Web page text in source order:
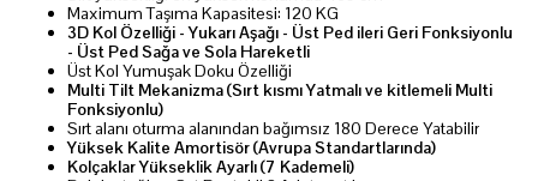
Maximum Taşıma Kapasitesi: 120 KG
3D Kol Özelliği - Yukarı Aşağı - Üst Ped ileri Geri Fonksiyonlu
- Üst Ped Sağa ve Sola Hareketli
Üst Kol Yumuşak Doku Özelliği
Multi Tilt Mekanizma (Sırt kısmı Yatmalı ve kitlemeli Multi
Fonksiyonlu)
Sırt alanı oturma alanından bağımsız 180 Derece Yatabilir
Yüksek Kalite Amortisör (Avrupa Standartlarında)
Kolçaklar Yükseklik Ayarlı (7 Kademeli)